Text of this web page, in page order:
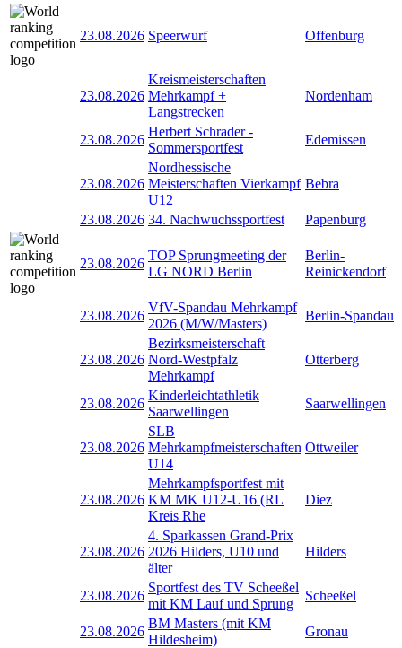
23.08.2026 Speerwurf Offenburg
23.08.2026
Kreismeisterschaften
Mehrkampf +
Langstrecken
Nordenham
23.08.2026
Herbert Schrader -
Sommersportfest
Edemissen
23.08.2026
Nordhessische
Meisterschaften Vierkampf
U12
Bebra
23.08.2026 34. Nachwuchssportfest Papenburg
23.08.2026
TOP Sprungmeeting der
LG NORD Berlin
Berlin-
Reinickendorf
23.08.2026
VfV-Spandau Mehrkampf
2026 (M/W/Masters)
Berlin-Spandau
23.08.2026
Bezirksmeisterschaft
Nord-Westpfalz
Mehrkampf
Otterberg
23.08.2026
Kinderleichtathletik
Saarwellingen
Saarwellingen
23.08.2026
SLB
Mehrkampfmeisterschaften
U14
Ottweiler
23.08.2026
Mehrkampfsportfest mit
KM MK U12-U16 (RL
Kreis Rhe
Diez
23.08.2026
4. Sparkassen Grand-Prix
2026 Hilders, U10 und
älter
Hilders
23.08.2026
Sportfest des TV Scheeßel
mit KM Lauf und Sprung
Scheeßel
23.08.2026
BM Masters (mit KM
Hildesheim)
Gronau